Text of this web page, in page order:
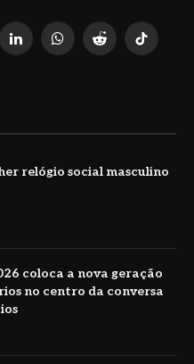
LinkedInWhatsApp
Reddit TikTok
relógio social masculino
coloca a nova geração
no centro da conversa